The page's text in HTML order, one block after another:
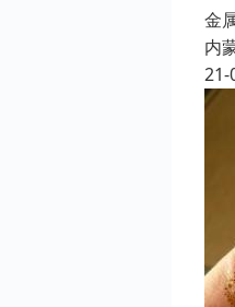
金
内
21-